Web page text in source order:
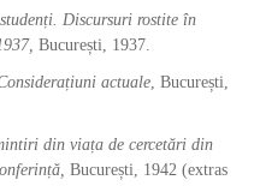
Discursuri rostite în
București, 1937.
actuale, București,
din viața de cercetări din
București, 1942 (extras